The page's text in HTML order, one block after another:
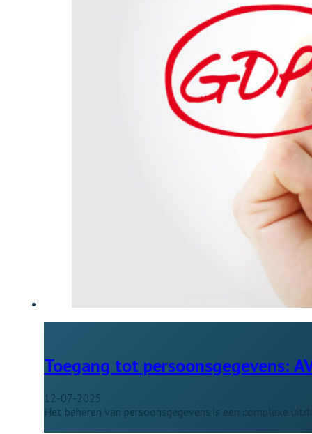
Toegang tot persoonsgegevens:
12-07-2025
Het beheren van persoonsgegevens is een complexe